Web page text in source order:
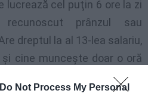
Do Not Process My Personal
lucrează cel puţin 6 ore la zi
prânzul sau
dreptul la al 13-lea salariu,
cine munceşte doar o oră
familie: trebuie să i se
proporţional cu orele